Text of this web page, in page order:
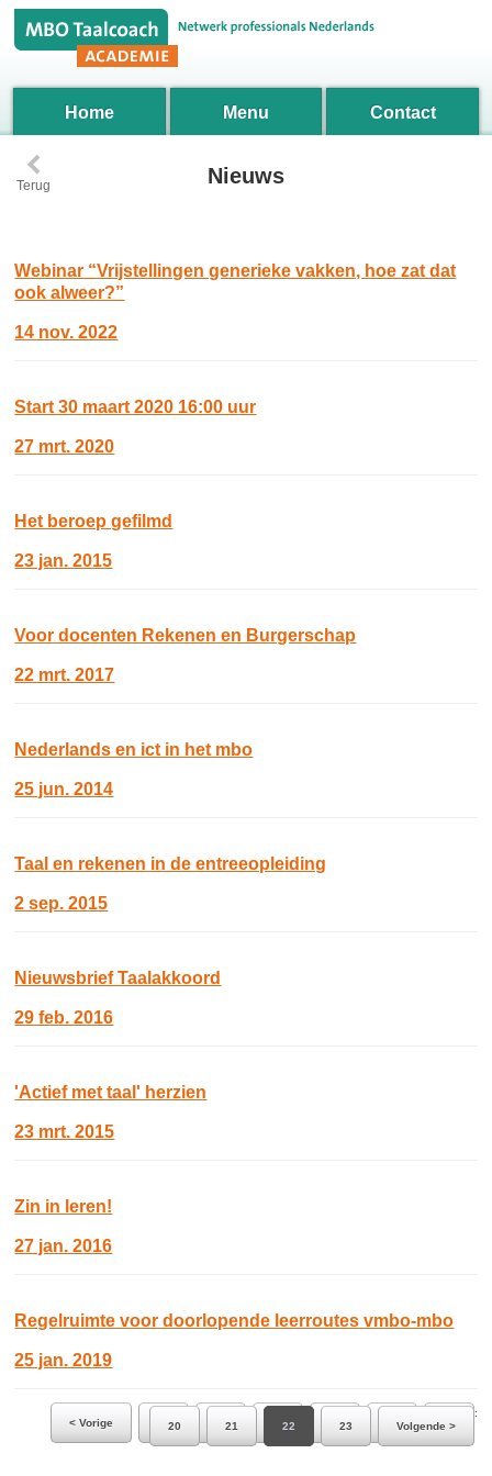
Home Menu Contact
‹
Terug Nieuws
Webinar “Vrijstellingen generieke vakken, hoe zat dat
ook alweer?”
14 nov. 2022
Start 30 maart 2020 16:00 uur
27 mrt. 2020
Het beroep gefilmd
23 jan. 2015
Voor docenten Rekenen en Burgerschap
22 mrt. 2017
Nederlands en ict in het mbo
25 jun. 2014
Taal en rekenen in de entreeopleiding
2 sep. 2015
Nieuwsbrief Taalakkoord
29 feb. 2016
'Actief met taal' herzien
23 mrt. 2015
Zin in leren!
27 jan. 2016
Regelruimte voor doorlopende leerroutes vmbo-mbo
25 jan. 2019
Ga naar pagina:
< Vorige
14 15 16 17 18 19
20 21 22 23 Volgende >